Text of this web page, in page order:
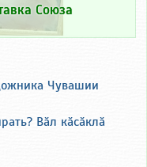
Союза
Чувашии
Вӑл кӑсӑклӑ